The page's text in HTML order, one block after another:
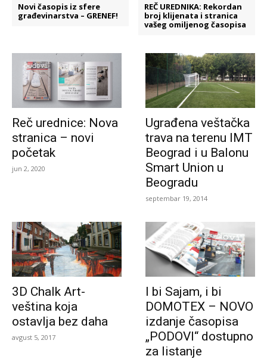
Novi časopis iz sfere
građevinarstva – GRENEF!
REČ UREDNIKA: Rekordan
broj klijenata i stranica
vašeg omiljenog časopisa
Reč urednice: Nova
stranica – novi
početak
jun 2, 2020
Ugrađena veštačka
trava na terenu IMT
Beograd i u Balonu
Smart Union u
Beogradu
septembar 19, 2014
3D Chalk Art-
veština koja
ostavlja bez daha
avgust 5, 2017
I bi Sajam, i bi
DOMOTEX – NOVO
izdanje časopisa
„PODOVI“ dostupno
za listanje